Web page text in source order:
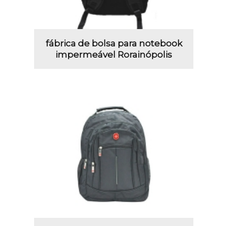
fábrica de bolsa para notebook
impermeável Rorainópolis